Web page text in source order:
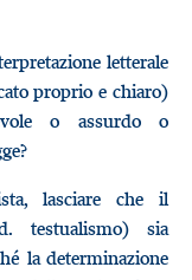
letterale
proprio e chiaro)
o assurdo o
lasciare che il
testualismo) sia
la determinazione